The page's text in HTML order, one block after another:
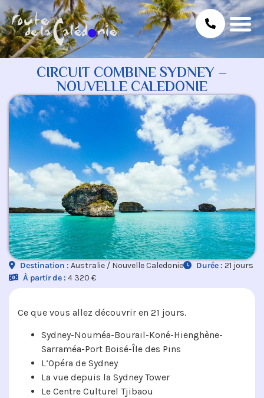
CIRCUIT COMBINE SYDNEY –
NOUVELLE CALEDONIE
Destination : Australie / Nouvelle Caledonie Durée : 21 jours
À partir de : 4 320 €
Ce que vous allez découvrir en 21 jours.
Sydney-Nouméa-Bourail-Koné-Hienghène-
Sarraméa-Port Boisé-Île des Pins
L’Opéra de Sydney
La vue depuis la Sydney Tower
Le Centre Culturel Tjibaou